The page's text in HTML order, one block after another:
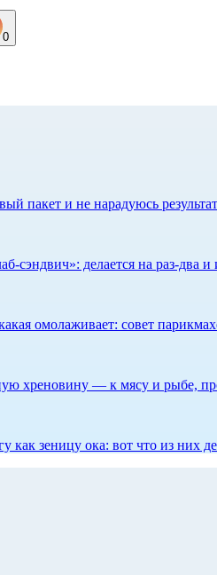
0
пакет и не нарадуюсь
сэндвич»: делается на раз-два
омолаживает: совет
хреновину — к мясу и рыбе,
как зеницу ока: вот что из них